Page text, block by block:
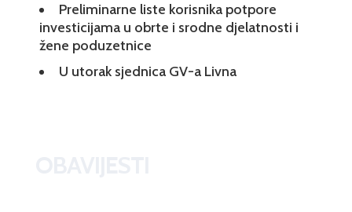
Preliminarne liste korisnika potpore
investicijama u obrte i srodne djelatnosti i
žene poduzetnice
U utorak sjednica GV-a Livna